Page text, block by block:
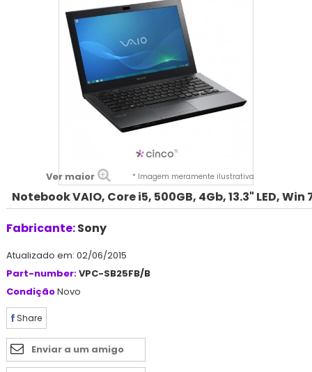
Ver maior * Imagem meramente ilustrativa
Notebook VAIO, Core i5, 500GB, 4Gb, 13.3" LED, Win
Fabricante:Sony
Atualizado em: 02/06/2015
Part-number:VPC-SB25FB/B
CondiçãoNovo
Share
Enviar a um amigo